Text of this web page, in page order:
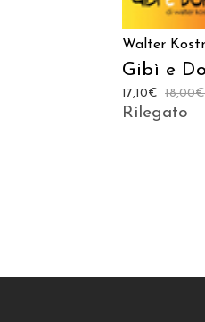
Walter
Gibì e
18,00€
17,10€
Rilegato